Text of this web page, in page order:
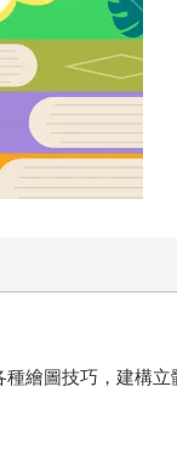
繪圖技巧，建構立